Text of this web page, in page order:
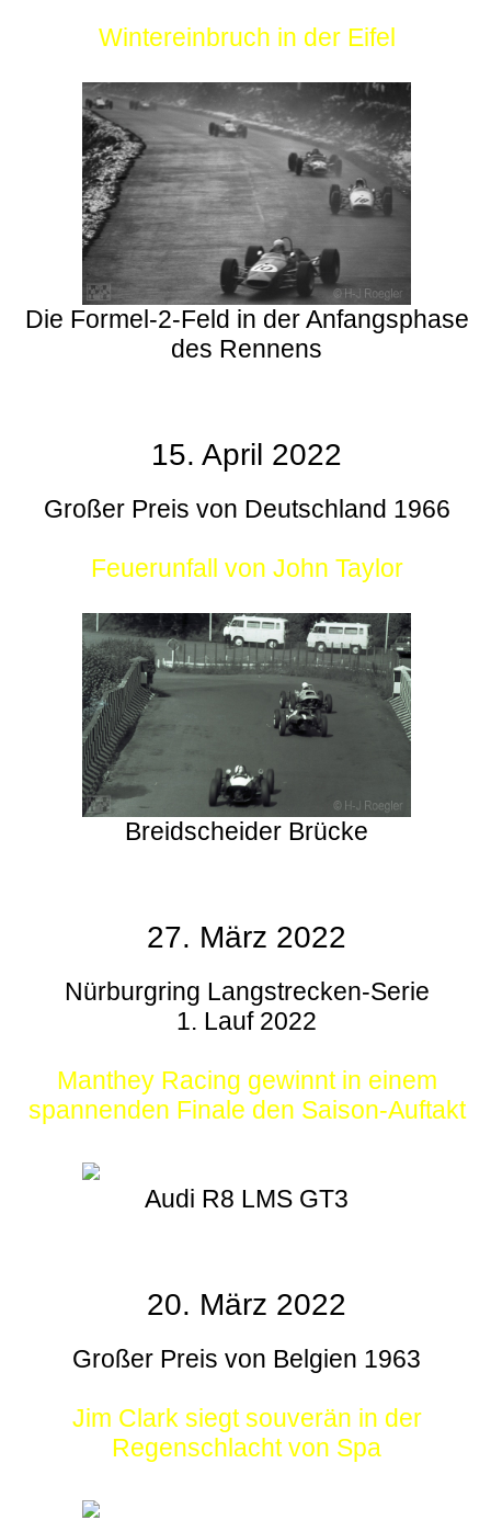
Wintereinbruch in der Eifel
Die Formel-2-Feld in der Anfangsphase
des Rennens
15. April 2022
Großer Preis von Deutschland 1966
Feuerunfall von John Taylor
Breidscheider Brücke
27. März 2022
Nürburgring Langstrecken-Serie
1. Lauf 2022
Manthey Racing gewinnt in einem
spannenden Finale den Saison-Auftakt
Audi R8 LMS GT3
20. März 2022
Großer Preis von Belgien 1963
Jim Clark siegt souverän in der
Regenschlacht von Spa